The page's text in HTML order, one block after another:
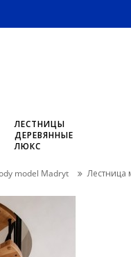
ЛЕСТНИЦЫ
ДЕРЕВЯННЫЕ
ЛЮКС
model Madryt Лестница